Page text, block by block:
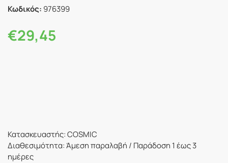
Κωδικός: 976399
€29,45
Κατασκευαστής: COSMIC
Διαθεσιμότητα: Άμεση παραλαβή / Παράδoση 1 έως 3
ημέρες